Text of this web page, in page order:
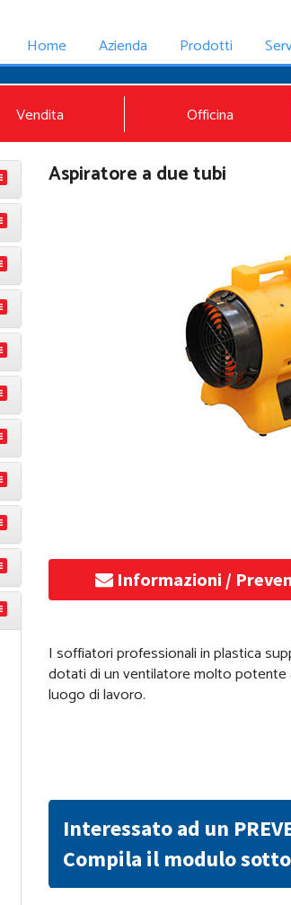
Home Azienda Prodotti
Vendita Officina
Aspiratore a due tubi
Informazioni /
I soffiatori professionali in plastica
dotati di un ventilatore molto potente
luogo di lavoro.
Interessato ad un
Compila il modulo